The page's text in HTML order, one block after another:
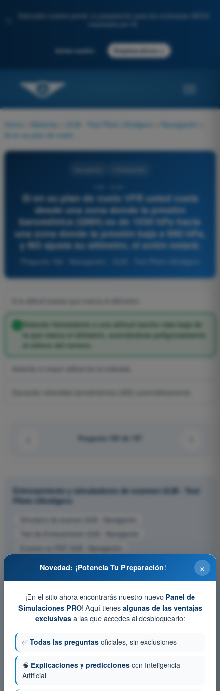
Descubre nuestro portal: tu preparación para los exámenes AESA
Iniciar sesión Empieza ahora
Home Materias ULM - Test Piloto Ultraligero Navegación
Si en su plan de vuelo VFR usted vuela
desde una zona donde la presión
barométrica (QNH) es de 1030 hPa hacia
una zona donde la presión baja a 990 hPa,
y NO ajusta su altímetro, el avión estará:
Pregunta 168 - Navegación - ULM - Test Piloto Ultraligero
Volando físicamente a una altitud mucho más baja de
la que marca el altímetro, acercándose peligrosamente
al relieve del terreno.
Pregunta 165 de 197
Entrenamiento y simuladores de examen ULM - Test
Piloto Ultraligero
Simulacro de examen ULM - Navegación
Test de Entrenamiento ULM - Navegación
Examen en PDF ULM - Navegación
×
Novedad: ¡Potencia Tu Preparación!
¡En el sitio ahora encontrarás nuestro nuevo Panel de
Simulaciones PRO! Aquí tienes algunas de las ventajas
exclusivasa las que accedes al desbloquearlo:
✅ Todas las preguntas oficiales, sin exclusiones
🧠 Explicaciones y predicciones con Inteligencia
Artificial